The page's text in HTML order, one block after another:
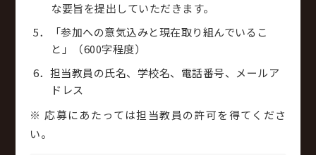
な要旨を提出していただきます。
「参加への意気込みと現在取り組んでいるこ
と」（600字程度）
担当教員の氏名、学校名、電話番号、メールア
ドレス
※ 応募にあたっては担当教員の許可を得てくださ
い。